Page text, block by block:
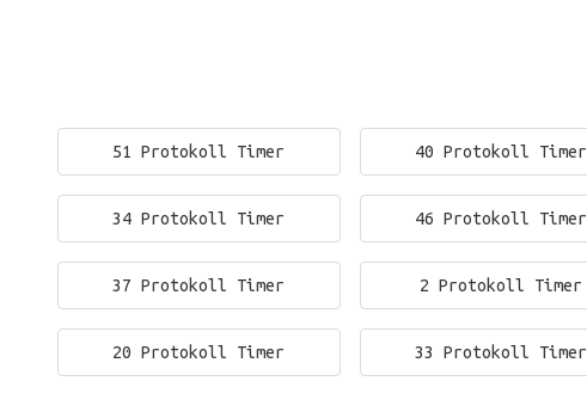
51 Protokoll Timer 40 Protokoll Timer
34 Protokoll Timer 46 Protokoll Timer
37 Protokoll Timer 2 Protokoll Timer
20 Protokoll Timer 33 Protokoll Timer